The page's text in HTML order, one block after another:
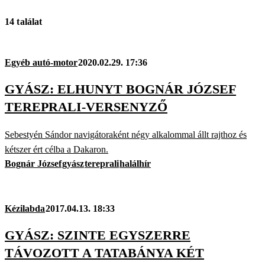
14 találat
Egyéb autó-motor2020.02.29. 17:36
GYÁSZ: ELHUNYT BOGNÁR JÓZSEF
TEREPRALI-VERSENYZŐ
Sebestyén Sándor navigátoraként négy alkalommal állt rajthoz és
kétszer ért célba a Dakaron.
Bognár Józsefgyászterepralihalálhír
Kézilabda2017.04.13. 18:33
GYÁSZ: SZINTE EGYSZERRE
TÁVOZOTT A TATABÁNYA KÉT